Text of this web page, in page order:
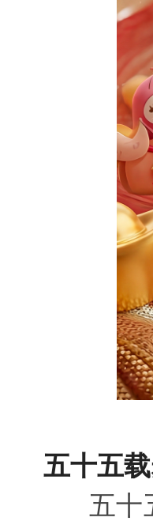
五十五
五十五